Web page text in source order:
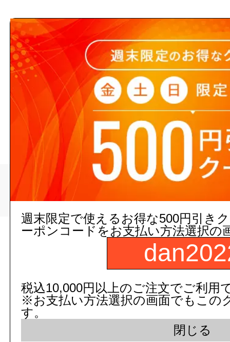
エアコン配管
トップページ > 配管/設備 >
エアコン配管部材
現在の店舗受注状
週末限定で使えるお得な500円引き
ーポンコードをお支払い方法選択の
税込10,000円以上のご注文でご利用
※お支払い方法選択の画面でもこの
す。
閉じる